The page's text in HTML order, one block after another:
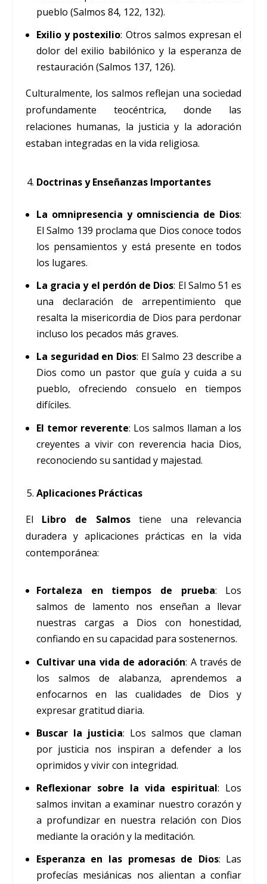
pueblo (Salmos 84, 122, 132).
Exilio y postexilio: Otros salmos expresan el
dolor del exilio babilónico y la esperanza de
restauración (Salmos 137, 126).
Culturalmente, los salmos reflejan una sociedad
profundamente teocéntrica, donde las
relaciones humanas, la justicia y la adoración
estaban integradas en la vida religiosa.
Doctrinas y Enseñanzas Importantes
La omnipresencia y omnisciencia de Dios:
El Salmo 139 proclama que Dios conoce todos
los pensamientos y está presente en todos
los lugares.
La gracia y el perdón de Dios: El Salmo 51 es
una declaración de arrepentimiento que
resalta la misericordia de Dios para perdonar
incluso los pecados más graves.
La seguridad en Dios: El Salmo 23 describe a
Dios como un pastor que guía y cuida a su
pueblo, ofreciendo consuelo en tiempos
difíciles.
El temor reverente: Los salmos llaman a los
creyentes a vivir con reverencia hacia Dios,
reconociendo su santidad y majestad.
Aplicaciones Prácticas
El Libro de Salmostiene una relevancia
duradera y aplicaciones prácticas en la vida
contemporánea:
Fortaleza en tiempos de prueba: Los
salmos de lamento nos enseñan a llevar
nuestras cargas a Dios con honestidad,
confiando en su capacidad para sostenernos.
Cultivar una vida de adoración: A través de
los salmos de alabanza, aprendemos a
enfocarnos en las cualidades de Dios y
expresar gratitud diaria.
Buscar la justicia: Los salmos que claman
por justicia nos inspiran a defender a los
oprimidos y vivir con integridad.
Reflexionar sobre la vida espiritual: Los
salmos invitan a examinar nuestro corazón y
a profundizar en nuestra relación con Dios
mediante la oración y la meditación.
Esperanza en las promesas de Dios: Las
profecías mesiánicas nos alientan a confiar